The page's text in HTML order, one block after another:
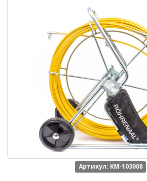
Артикул: KM-103008